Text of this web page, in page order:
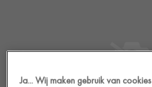
Ja... Wij maken gebruik van cookies